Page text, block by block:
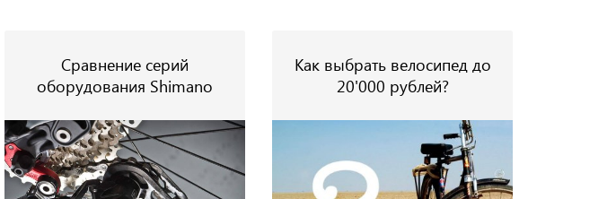
Сравнение серий
оборудования Shimano
Как выбрать велосипед до
20'000 рублей?